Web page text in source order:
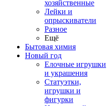
хозяйственные
Лейки и
опрыскиватели
Разное
Ещё
Бытовая химия
Новый год
Елочные игрушки
и украшения
Статуэтки,
игрушки и
фигурки